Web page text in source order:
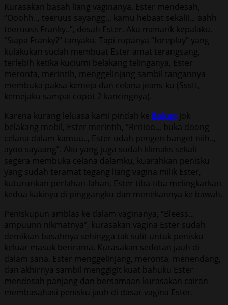
Kurasakan basah liang vaginanya. Ester mendesah,
“Ooohh.., teeruus sayangg.., kamu hebaat sekalii.., aahh
teeruuss Franky..”, desah Ester. Aku menarik kepalaku,
“Siapa Franky?” tanyaku. Tapi rupanya “foreplay” yang
kulakukan sudah membuat Ester amat terangsang,
terlebih ketika kuciumi belakang telinganya, Ester
meronta, merintih, menggelinjang sambil tangannya
membuka paksa kemeja dan celana jeans-ku (Ssstt,
kemejaku sampai copot 2 kancingnya).
Karena kurang leluasa kami pindah ke Bokep jok
belakang mobil, Ester merintih, “Rrriioo.., buka doong
celana dalam kamuu.., Ester udah pengen banget niih..,
ayoo sayaang”. Aku yang juga sudah klimaks sekali
segera membuka celana dalamku, kuarahkan penisku
yang sudah teramat tegang liang vagina milik Ester,
kuturunkan perlahan-lahan, Ester tiba-tiba melingkarkan
kedua kakinya di pinggangku dan menekannya ke bawah.
Peniskupun amblas ke dalam vaginanya, “Bleess..,
ampuunn nikmatnya”, kurasakan vagina Ester sudah
demikian basahnya sehingga tak sulit untuk penisku
keluar masuk berirama. Kurasakan sedotan jauh di
dalam sana. Ester menggelinjang, meronta, menendang,
dan akhirnya sambil menggigit kuat bahuku Ester
mendesah panjang dan bersamaan kurasakan cairan
membasahasi penisku jauh di dasar vagina Ester.